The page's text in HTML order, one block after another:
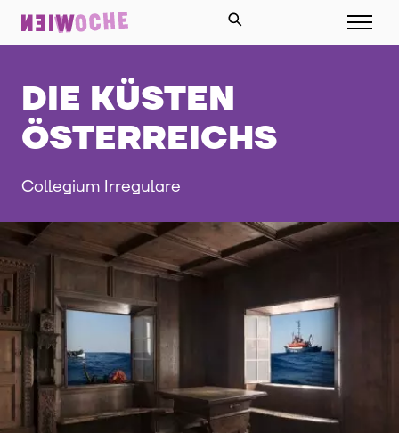
DIE KÜSTEN
ÖSTERREICHS
Collegium Irregulare